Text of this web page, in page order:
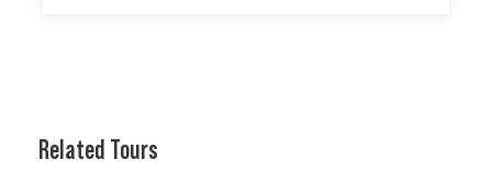
Related Tours